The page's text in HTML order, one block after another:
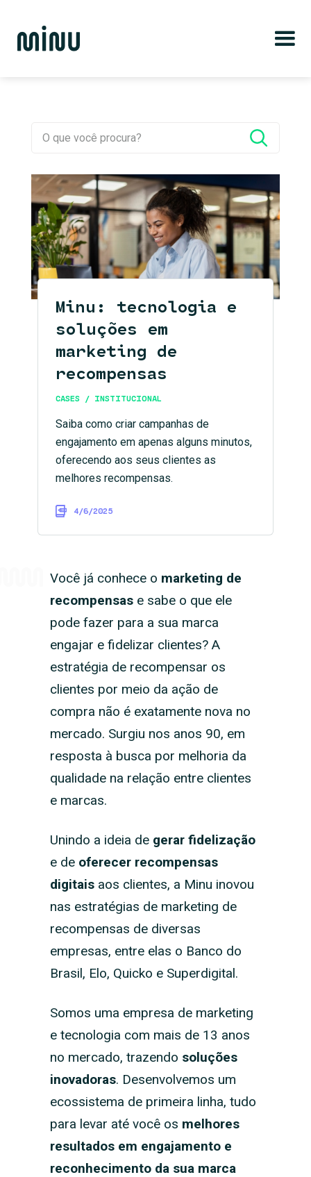
Minu: tecnologia e
soluções em
marketing de
recompensas
CASES / INSTITUCIONAL
Saiba como criar campanhas de
engajamento em apenas alguns minutos,
oferecendo aos seus clientes as
melhores recompensas.
4/6/2025
Você já conhece o marketing de
recompensase sabe o que ele
pode fazer para a sua marca
engajar e fidelizar clientes? A
estratégia de recompensar os
clientes por meio da ação de
compra não é exatamente nova no
mercado. Surgiu nos anos 90, em
resposta à busca por melhoria da
qualidade na relação entre clientes
e marcas.
Unindo a ideia de gerar fidelização
e deoferecer recompensas
digitaisaos clientes, a Minu inovou
nas estratégias de marketing de
recompensas de diversas
empresas, entre elas o Banco do
Brasil, Elo, Quicko e Superdigital.
Somos uma empresa de marketing
e tecnologia com mais de 13 anos
no mercado, trazendo soluções
inovadoras. Desenvolvemos um
ecossistema de primeira linha, tudo
para levar até você os melhores
resultados em engajamento e
reconhecimento da sua marca